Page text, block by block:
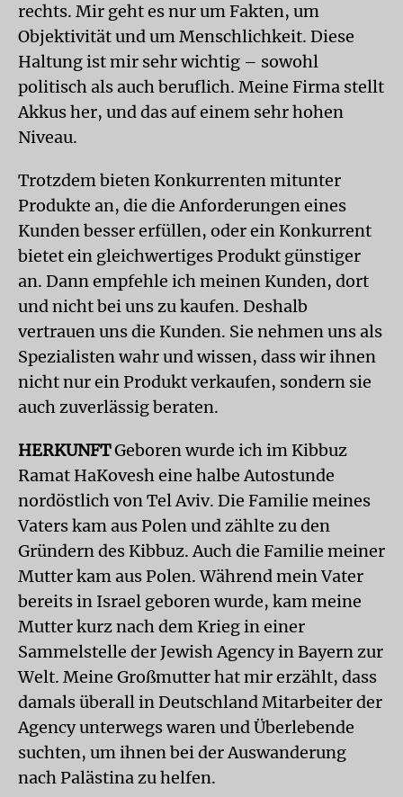
rechts. Mir geht es nur um Fakten, um
Objektivität und um Menschlichkeit. Diese
Haltung ist mir sehr wichtig – sowohl
politisch als auch beruflich. Meine Firma stellt
Akkus her, und das auf einem sehr hohen
Niveau.
Trotzdem bieten Konkurrenten mitunter
Produkte an, die die Anforderungen eines
Kunden besser erfüllen, oder ein Konkurrent
bietet ein gleichwertiges Produkt günstiger
an. Dann empfehle ich meinen Kunden, dort
und nicht bei uns zu kaufen. Deshalb
vertrauen uns die Kunden. Sie nehmen uns als
Spezialisten wahr und wissen, dass wir ihnen
nicht nur ein Produkt verkaufen, sondern sie
auch zuverlässig beraten.
HERKUNFTGeboren wurde ich im Kibbuz
Ramat HaKovesh eine halbe Autostunde
nordöstlich von Tel Aviv. Die Familie meines
Vaters kam aus Polen und zählte zu den
Gründern des Kibbuz. Auch die Familie meiner
Mutter kam aus Polen. Während mein Vater
bereits in Israel geboren wurde, kam meine
Mutter kurz nach dem Krieg in einer
Sammelstelle der Jewish Agency in Bayern zur
Welt. Meine Großmutter hat mir erzählt, dass
damals überall in Deutschland Mitarbeiter der
Agency unterwegs waren und Überlebende
suchten, um ihnen bei der Auswanderung
nach Palästina zu helfen.